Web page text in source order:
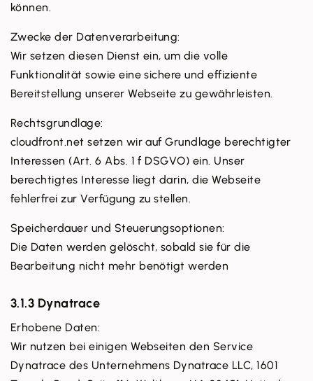
können.
Zwecke der Datenverarbeitung:
Wir setzen diesen Dienst ein, um die volle
Funktionalität sowie eine sichere und effiziente
Bereitstellung unserer Webseite zu gewährleisten.
Rechtsgrundlage:
cloudfront.net setzen wir auf Grundlage berechtigter
Interessen (Art. 6 Abs. 1 f DSGVO) ein. Unser
berechtigtes Interesse liegt darin, die Webseite
fehlerfrei zur Verfügung zu stellen.
Speicherdauer und Steuerungsoptionen:
Die Daten werden gelöscht, sobald sie für die
Bearbeitung nicht mehr benötigt werden
3.1.3 Dynatrace
Erhobene Daten:
Wir nutzen bei einigen Webseiten den Service
Dynatrace des Unternehmens Dynatrace LLC, 1601